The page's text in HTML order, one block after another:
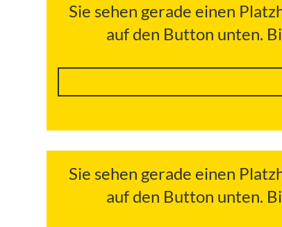
Sie sehen gerade einen
auf den Button unten.
Sie sehen gerade einen
auf den Button unten.